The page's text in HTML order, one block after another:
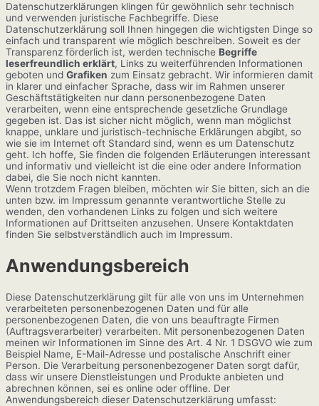
Datenschutzerklärungen klingen für gewöhnlich sehr technisch
und verwenden juristische Fachbegriffe. Diese
Datenschutzerklärung soll Ihnen hingegen die wichtigsten Dinge so
einfach und transparent wie möglich beschreiben. Soweit es der
Transparenz förderlich ist, werden technische Begriffe
leserfreundlich erklärt, Links zu weiterführenden Informationen
geboten und Grafiken zum Einsatz gebracht. Wir informieren damit
in klarer und einfacher Sprache, dass wir im Rahmen unserer
Geschäftstätigkeiten nur dann personenbezogene Daten
verarbeiten, wenn eine entsprechende gesetzliche Grundlage
gegeben ist. Das ist sicher nicht möglich, wenn man möglichst
knappe, unklare und juristisch-technische Erklärungen abgibt, so
wie sie im Internet oft Standard sind, wenn es um Datenschutz
geht. Ich hoffe, Sie finden die folgenden Erläuterungen interessant
und informativ und vielleicht ist die eine oder andere Information
dabei, die Sie noch nicht kannten.
Wenn trotzdem Fragen bleiben, möchten wir Sie bitten, sich an die
unten bzw. im Impressum genannte verantwortliche Stelle zu
wenden, den vorhandenen Links zu folgen und sich weitere
Informationen auf Drittseiten anzusehen. Unsere Kontaktdaten
finden Sie selbstverständlich auch im Impressum.
Anwendungsbereich
Diese Datenschutzerklärung gilt für alle von uns im Unternehmen
verarbeiteten personenbezogenen Daten und für alle
personenbezogenen Daten, die von uns beauftragte Firmen
(Auftragsverarbeiter) verarbeiten. Mit personenbezogenen Daten
meinen wir Informationen im Sinne des Art. 4 Nr. 1 DSGVO wie zum
Beispiel Name, E-Mail-Adresse und postalische Anschrift einer
Person. Die Verarbeitung personenbezogener Daten sorgt dafür,
dass wir unsere Dienstleistungen und Produkte anbieten und
abrechnen können, sei es online oder offline. Der
Anwendungsbereich dieser Datenschutzerklärung umfasst: